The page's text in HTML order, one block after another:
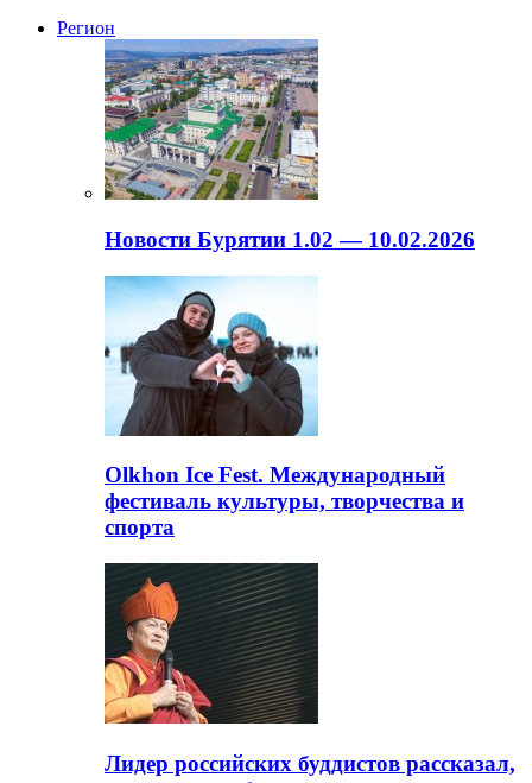
Регион
Новости Бурятии 1.02 — 10.02.2026
Olkhon Ice Fest. Международный
фестиваль культуры, творчества и
спорта
Лидер российских буддистов рассказал,